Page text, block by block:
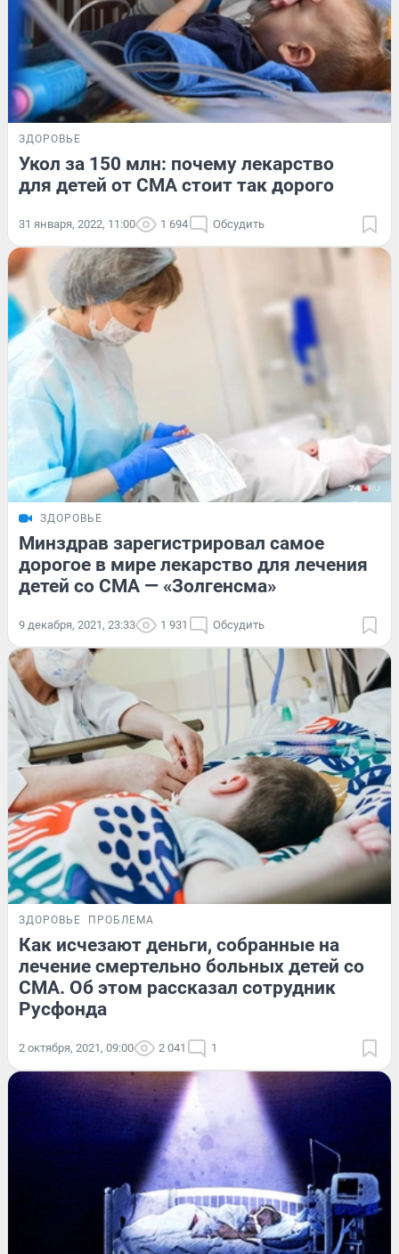
ЗДОРОВЬЕ
Укол за 150 млн: почему лекарство
для детей от СМА стоит так дорого
31 января, 2022, 11:00 1 694 Обсудить
ЗДОРОВЬЕ
Минздрав зарегистрировал самое
дорогое в мире лекарство для лечения
детей со СМА — «Золгенсма»
9 декабря, 2021, 23:33 1 931 Обсудить
ЗДОРОВЬЕ ПРОБЛЕМА
Как исчезают деньги, собранные на
лечение смертельно больных детей со
СМА. Об этом рассказал сотрудник
Русфонда
2 октября, 2021, 09:00 2 041 1